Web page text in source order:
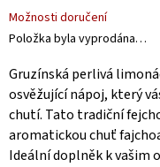
Možnosti doručení
Položka byla vyprodána…
Gruzínská perlivá
osvěžující nápoj, který
chutí. Tato tradiční
aromatickou chuť
Ideální doplněk k vašim